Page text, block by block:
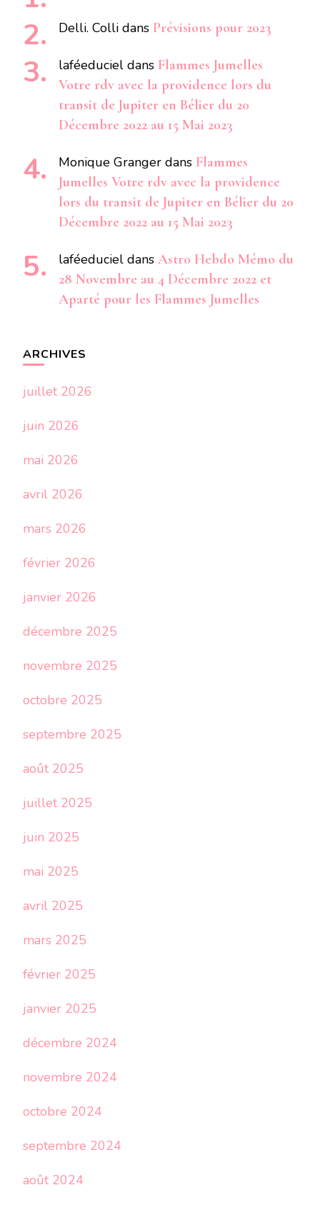
Delli. Colli dans Prévisions pour 2023
laféeduciel dans Flammes Jumelles
Votre rdv avec la providence lors du
transit de Jupiter en Bélier du 20
Décembre 2022 au 15 Mai 2023
Monique Granger dans Flammes
Jumelles Votre rdv avec la providence
lors du transit de Jupiter en Bélier du 20
Décembre 2022 au 15 Mai 2023
laféeduciel dans Astro Hebdo Mémo du
28 Novembre au 4 Décembre 2022 et
Aparté pour les Flammes Jumelles
ARCHIVES
juillet 2026
juin 2026
mai 2026
avril 2026
mars 2026
février 2026
janvier 2026
décembre 2025
novembre 2025
octobre 2025
septembre 2025
août 2025
juillet 2025
juin 2025
mai 2025
avril 2025
mars 2025
février 2025
janvier 2025
décembre 2024
novembre 2024
octobre 2024
septembre 2024
août 2024